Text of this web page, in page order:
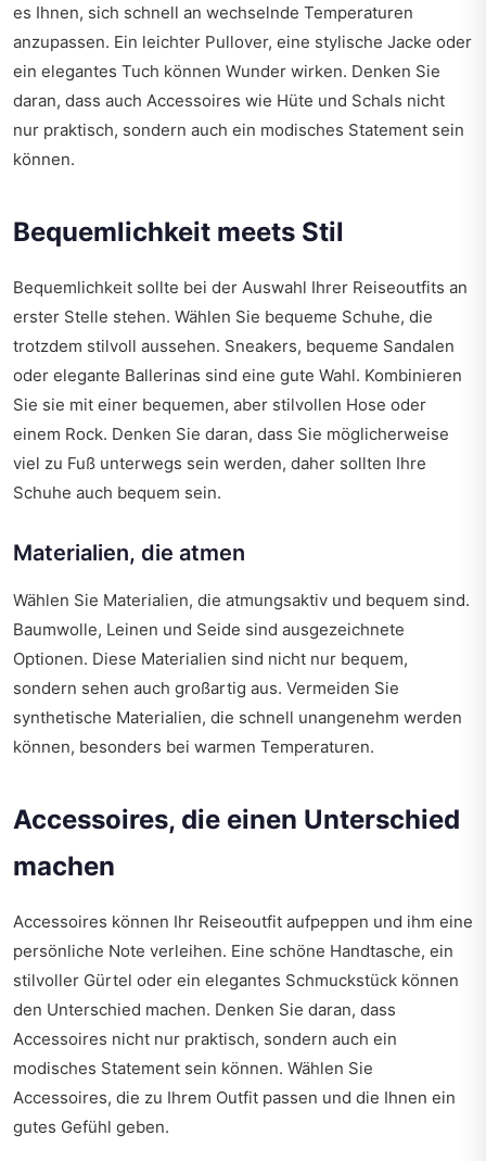
es Ihnen, sich schnell an wechselnde Temperaturen
anzupassen. Ein leichter Pullover, eine stylische Jacke oder
ein elegantes Tuch können Wunder wirken. Denken Sie
daran, dass auch Accessoires wie Hüte und Schals nicht
nur praktisch, sondern auch ein modisches Statement sein
können.
Bequemlichkeit meets Stil
Bequemlichkeit sollte bei der Auswahl Ihrer Reiseoutfits an
erster Stelle stehen. Wählen Sie bequeme Schuhe, die
trotzdem stilvoll aussehen. Sneakers, bequeme Sandalen
oder elegante Ballerinas sind eine gute Wahl. Kombinieren
Sie sie mit einer bequemen, aber stilvollen Hose oder
einem Rock. Denken Sie daran, dass Sie möglicherweise
viel zu Fuß unterwegs sein werden, daher sollten Ihre
Schuhe auch bequem sein.
Materialien, die atmen
Wählen Sie Materialien, die atmungsaktiv und bequem sind.
Baumwolle, Leinen und Seide sind ausgezeichnete
Optionen. Diese Materialien sind nicht nur bequem,
sondern sehen auch großartig aus. Vermeiden Sie
synthetische Materialien, die schnell unangenehm werden
können, besonders bei warmen Temperaturen.
Accessoires, die einen Unterschied
machen
Accessoires können Ihr Reiseoutfit aufpeppen und ihm eine
persönliche Note verleihen. Eine schöne Handtasche, ein
stilvoller Gürtel oder ein elegantes Schmuckstück können
den Unterschied machen. Denken Sie daran, dass
Accessoires nicht nur praktisch, sondern auch ein
modisches Statement sein können. Wählen Sie
Accessoires, die zu Ihrem Outfit passen und die Ihnen ein
gutes Gefühl geben.